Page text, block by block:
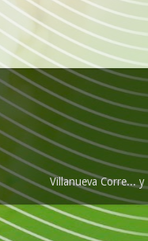
Villanueva Corre...